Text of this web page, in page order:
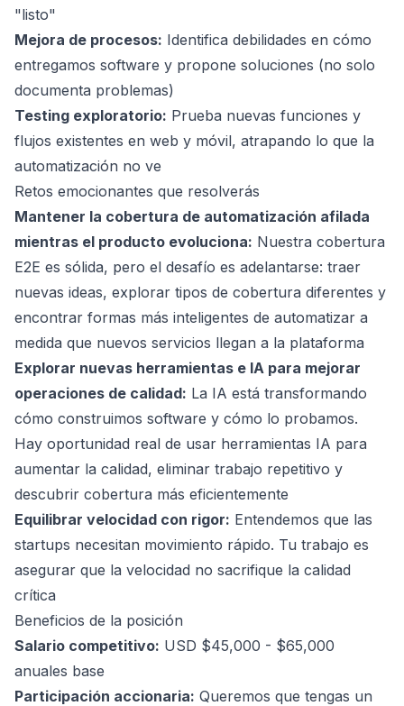
"listo"
Mejora de procesos: Identifica debilidades en cómo
entregamos software y propone soluciones (no solo
documenta problemas)
Testing exploratorio: Prueba nuevas funciones y
flujos existentes en web y móvil, atrapando lo que la
automatización no ve
Retos emocionantes que resolverás
Mantener la cobertura de automatización afilada
mientras el producto evoluciona: Nuestra cobertura
E2E es sólida, pero el desafío es adelantarse: traer
nuevas ideas, explorar tipos de cobertura diferentes y
encontrar formas más inteligentes de automatizar a
medida que nuevos servicios llegan a la plataforma
Explorar nuevas herramientas e IA para mejorar
operaciones de calidad: La IA está transformando
cómo construimos software y cómo lo probamos.
Hay oportunidad real de usar herramientas IA para
aumentar la calidad, eliminar trabajo repetitivo y
descubrir cobertura más eficientemente
Equilibrar velocidad con rigor: Entendemos que las
startups necesitan movimiento rápido. Tu trabajo es
asegurar que la velocidad no sacrifique la calidad
crítica
Beneficios de la posición
Salario competitivo: USD $45,000 - $65,000
anuales base
Participación accionaria: Queremos que tengas un